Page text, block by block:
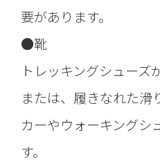
要があります。
●靴
トレッキングシューズ
または、履きなれた滑
カーやウォーキングシ
す。